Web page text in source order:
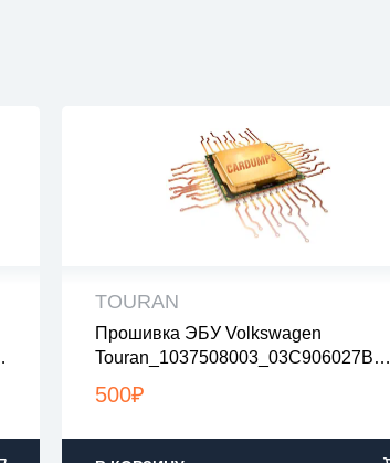
TOURAN
Прошивка ЭБУ Volkswagen
Touran_1037508003_03C906027BN_
500₽
все файлы проверены на вирусы
все файлы в архивах zip или rar
загрузка с 9:00-22:00 по Москве